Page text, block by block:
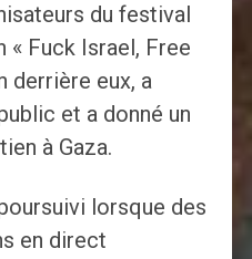
du festival
« Fuck Israel, Free
derrière eux, a
et a donné un
à Gaza.
lorsque des
en direct